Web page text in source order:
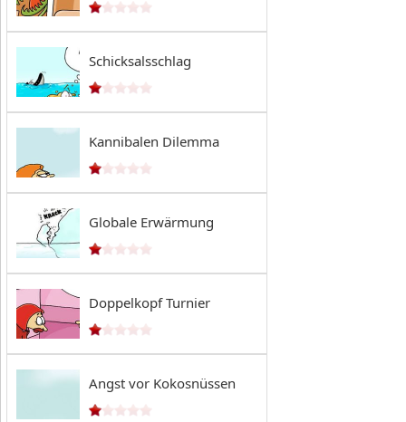
Schicksalsschlag
Kannibalen Dilemma
Globale Erwärmung
Doppelkopf Turnier
Angst vor Kokosnüssen